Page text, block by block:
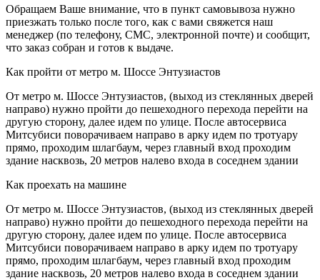
Обращаем Ваше внимание, что в пункт самовывоза нужно
приезжать только после того, как с вами свяжется наш
менеджер (по телефону, СМС, электронной почте) и сообщит,
что заказ собран и готов к выдаче.
Как пройти от метро м. Шоссе Энтузиастов
От метро м. Шоссе Энтузиастов, (выход из стеклянных дверей
направо) нужно пройти до пешеходного перехода перейти на
другую сторону, далее идем по улице. После автосервиса
Митсубиси поворачиваем направо в арку идем по тротуару
прямо, проходим шлагбаум, через главный вход проходим
здание насквозь, 20 метров налево входа в соседнем здании
Как проехать на машине
От метро м. Шоссе Энтузиастов, (выход из стеклянных дверей
направо) нужно пройти до пешеходного перехода перейти на
другую сторону, далее идем по улице. После автосервиса
Митсубиси поворачиваем направо в арку идем по тротуару
прямо, проходим шлагбаум, через главный вход проходим
здание насквозь, 20 метров налево входа в соседнем здании